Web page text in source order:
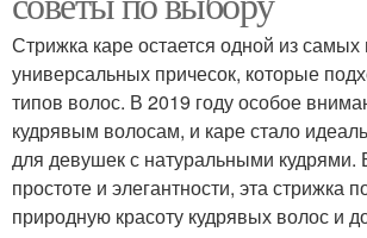
Стрижка каре остается одной из
универсальных причесок, которые
типов волос. В 2019 году особое
кудрявым волосам, и каре стало
для девушек с натуральными кудрями.
простоте и элегантности, эта стрижка
природную красоту кудрявых волос и